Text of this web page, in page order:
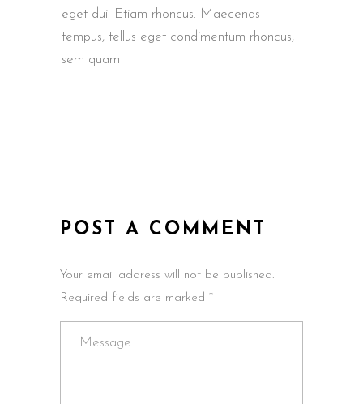
eget dui. Etiam rhoncus. Maecenas
tempus, tellus eget condimentum rhoncus,
sem quam
POST A COMMENT
Your email address will not be published.
Required fields are marked *